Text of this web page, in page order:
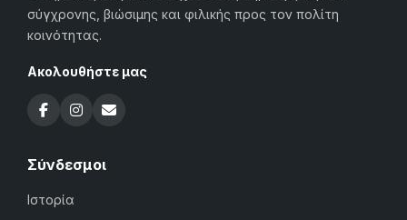
σύγχρονης, βιώσιμης και φιλικής προς τον πολίτη
κοινότητας.
Ακολουθήστε μας
Σύνδεσμοι
Ιστορία